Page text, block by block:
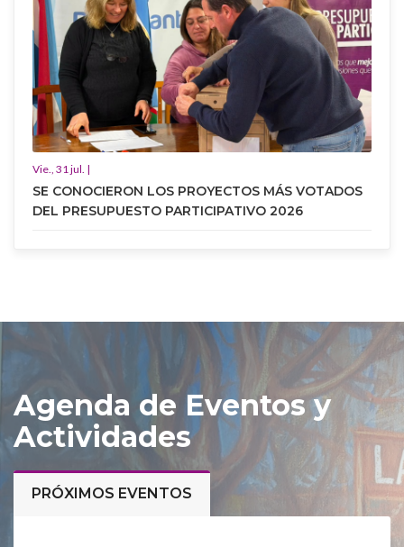
Vie., 31 jul. |
SE CONOCIERON LOS PROYECTOS MÁS VOTADOS
DEL PRESUPUESTO PARTICIPATIVO 2026
Agenda de Eventos y
Actividades
PRÓXIMOS EVENTOS